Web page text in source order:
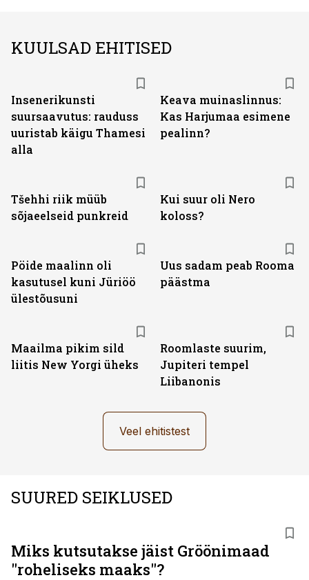
KUULSAD EHITISED
Insenerikunsti
suursaavutus: rauduss
uuristab käigu Thamesi
alla
Keava muinaslinnus:
Kas Harjumaa esimene
pealinn?
Tšehhi riik müüb
sõjaeelseid punkreid
Kui suur oli Nero
koloss?
Pöide maalinn oli
kasutusel kuni Jüriöö
ülestõusuni
Uus sadam peab Rooma
päästma
Maailma pikim sild
liitis New Yorgi üheks
Roomlaste suurim,
Jupiteri tempel
Liibanonis
Veel ehitistest
SUURED SEIKLUSED
Miks kutsutakse jäist Gröönimaad
"roheliseks maaks"?